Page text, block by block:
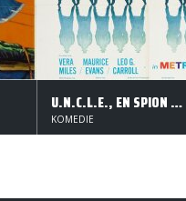
U.N.C.L.E., EN SPION SAVNES
KOMEDIE